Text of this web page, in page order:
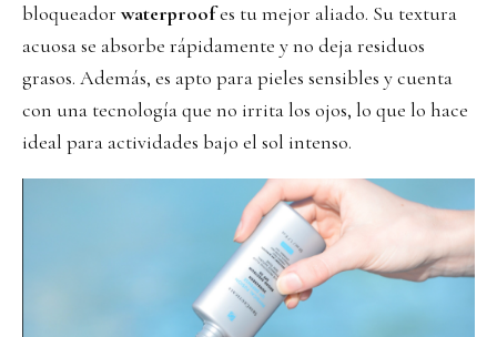
bloqueador waterproofes tu mejor aliado. Su textura
acuosa se absorbe rápidamente y no deja residuos
grasos. Además, es apto para pieles sensibles y cuenta
con una tecnología que no irrita los ojos, lo que lo hace
ideal para actividades bajo el sol intenso.